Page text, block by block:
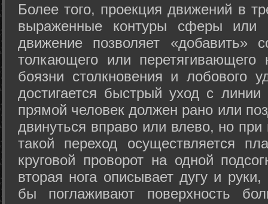
Более того, проекция движений в
выраженные контуры сферы или
движение позволяет «добавить»
толкающего или перетягивающего
боязни столкновения и лобового
достигается быстрый уход с
прямой человек должен рано или
двинуться вправо или влево, но
такой переход осуществляется
круговой проворот на одной
вторая нога описывает дугу и
бы поглаживают поверхность